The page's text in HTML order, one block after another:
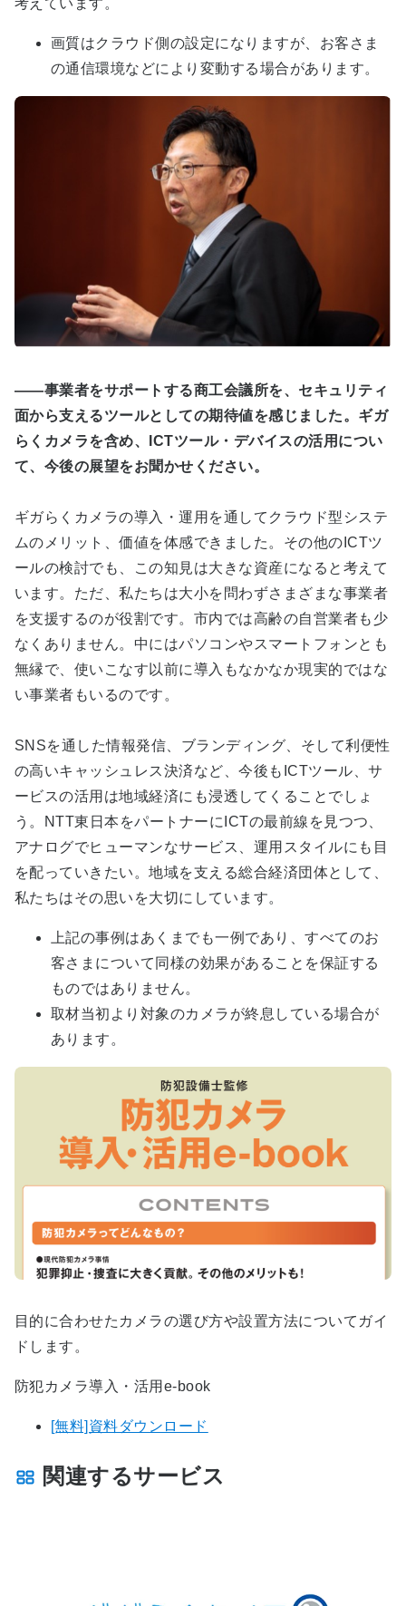
画質はクラウド側の設定になりますが、お客さま
の通信環境などにより変動する場合があります。
――事業者をサポートする商工会議所を、セキュリティ
面から支えるツールとしての期待値を感じました。ギガ
らくカメラを含め、ICTツール・デバイスの活用につい
て、今後の展望をお聞かせください。
ギガらくカメラの導入・運用を通してクラウド型システ
ムのメリット、価値を体感できました。その他のICTツ
ールの検討でも、この知見は大きな資産になると考えて
います。ただ、私たちは大小を問わずさまざまな事業者
を支援するのが役割です。市内では高齢の自営業者も少
なくありません。中にはパソコンやスマートフォンとも
無縁で、使いこなす以前に導入もなかなか現実的ではな
い事業者もいるのです。
SNSを通した情報発信、ブランディング、そして利便性
の高いキャッシュレス決済など、今後もICTツール、サ
ービスの活用は地域経済にも浸透してくることでしょ
う。NTT東日本をパートナーにICTの最前線を見つつ、
アナログでヒューマンなサービス、運用スタイルにも目
を配っていきたい。地域を支える総合経済団体として、
私たちはその思いを大切にしています。
上記の事例はあくまでも一例であり、すべてのお
客さまについて同様の効果があることを保証する
ものではありません。
取材当初より対象のカメラが終息している場合が
あります。
目的に合わせたカメラの選び方や設置方法についてガイ
ドします。
防犯カメラ導入・活用e-book
[無料]資料ダウンロード
関連するサービス